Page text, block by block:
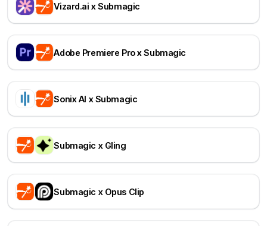
Vizard.ai x Submagic
Adobe Premiere Pro x Submagic
Sonix AI x Submagic
Submagic x Gling
Submagic x Opus Clip